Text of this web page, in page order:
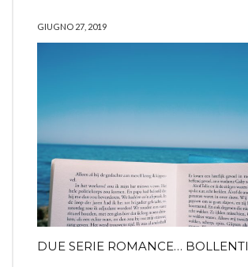
GIUGNO 27, 2019
DUE SERIE ROMANCE… BOLLENTI